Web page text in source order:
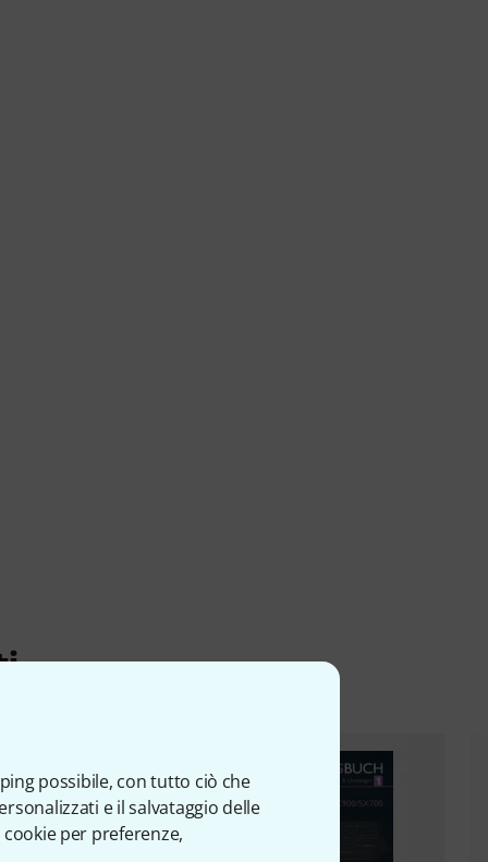
possibile, con tutto ciò che
e il salvataggio delle
per preferenze,